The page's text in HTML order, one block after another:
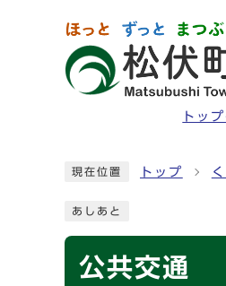
トッ
現在位置 トップ
あしあと
公共交通